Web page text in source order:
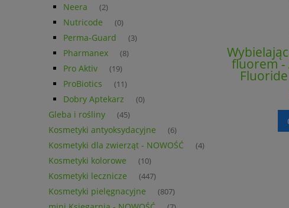
Neera (2)
Nutricode (0)
Perma-Guard (3)
Pharmanex (8)
Pro Aktiv (19)
ProBiotics (11)
Dobry Aptekarz (0)
Gleba i rośliny (45)
Kosmetyki antyoksydacyjne (6)
Kosmetyki dla zwierząt - NOWOŚĆ (4)
Kosmetyki kolorowe (10)
Kosmetyki lecznicze (447)
Kosmetyki pielęgnacyjne (807)
fluorem -